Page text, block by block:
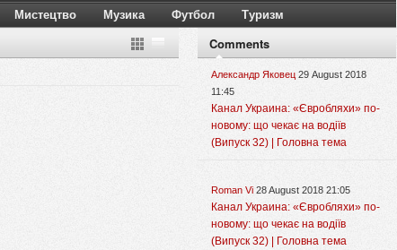
Мистецтво Музика Футбол Туризм
Comments
Александр Яковец 29 August 2018
11:45
Канал Украина: «Євробляхи» по-
новому: що чекає на водіїв
(Випуск 32) | Головна тема
Roman Vi 28 August 2018 21:05
Канал Украина: «Євробляхи» по-
новому: що чекає на водіїв
(Випуск 32) | Головна тема